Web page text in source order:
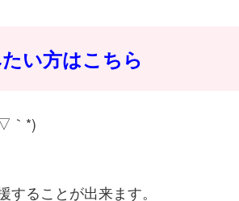
い方はこちら
｀*)
することが出来ます。